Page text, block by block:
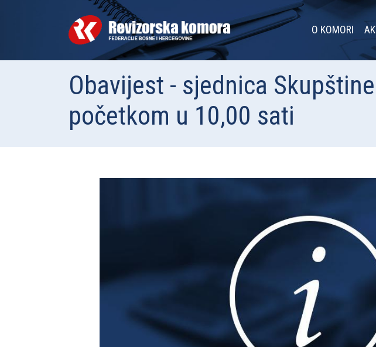
O KOMORI
Obavijest - sjednica
početkom u 10,00 sati